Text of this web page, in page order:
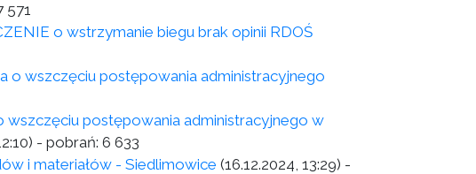
571
o wstrzymanie biegu brak opinii RDOŚ
o wszczęciu postępowania administracyjnego
wszczęciu postępowania administracyjnego w
- pobrań: 6 633
i materiałów - Siedlimowice (16.12.2024, 13:29) -